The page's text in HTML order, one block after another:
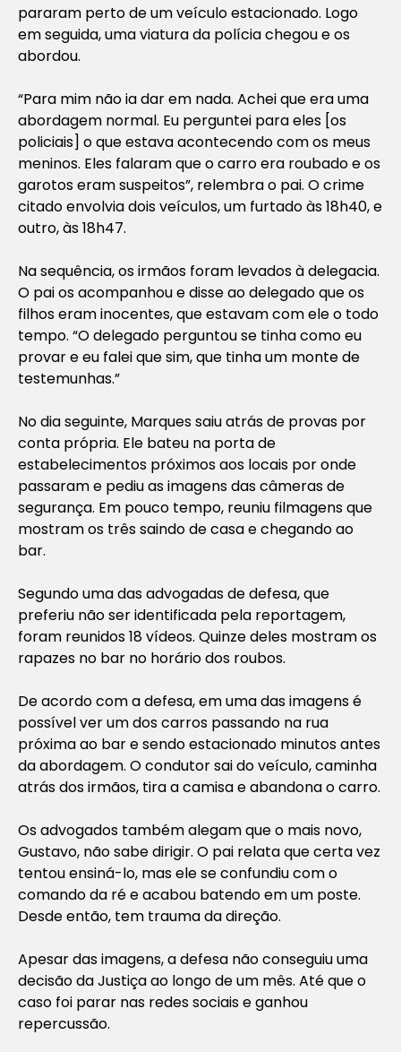
pararam perto de um veículo estacionado. Logo
em seguida, uma viatura da polícia chegou e os
abordou.
“Para mim não ia dar em nada. Achei que era uma
abordagem normal. Eu perguntei para eles [os
policiais] o que estava acontecendo com os meus
meninos. Eles falaram que o carro era roubado e os
garotos eram suspeitos”, relembra o pai. O crime
citado envolvia dois veículos, um furtado às 18h40, e
outro, às 18h47.
Na sequência, os irmãos foram levados à delegacia.
O pai os acompanhou e disse ao delegado que os
filhos eram inocentes, que estavam com ele o todo
tempo. “O delegado perguntou se tinha como eu
provar e eu falei que sim, que tinha um monte de
testemunhas.”
No dia seguinte, Marques saiu atrás de provas por
conta própria. Ele bateu na porta de
estabelecimentos próximos aos locais por onde
passaram e pediu as imagens das câmeras de
segurança. Em pouco tempo, reuniu filmagens que
mostram os três saindo de casa e chegando ao
bar.
Segundo uma das advogadas de defesa, que
preferiu não ser identificada pela reportagem,
foram reunidos 18 vídeos. Quinze deles mostram os
rapazes no bar no horário dos roubos.
De acordo com a defesa, em uma das imagens é
possível ver um dos carros passando na rua
próxima ao bar e sendo estacionado minutos antes
da abordagem. O condutor sai do veículo, caminha
atrás dos irmãos, tira a camisa e abandona o carro.
Os advogados também alegam que o mais novo,
Gustavo, não sabe dirigir. O pai relata que certa vez
tentou ensiná-lo, mas ele se confundiu com o
comando da ré e acabou batendo em um poste.
Desde então, tem trauma da direção.
Apesar das imagens, a defesa não conseguiu uma
decisão da Justiça ao longo de um mês. Até que o
caso foi parar nas redes sociais e ganhou
repercussão.